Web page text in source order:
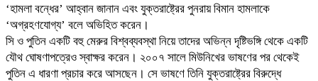
‘হামলা বন্ধের’ আহ্বান জানান এবং যুক্তরাষ্ট্রের পুনরায় বিমান হামলাকে
‘অগ্রহণযোগ্য’ বলে অভিহিত করেন।
সি ও পুতিন একটি বহু মেরুর বিশ্বব্যবস্থা নিয়ে তাদের অভিন্ন দৃষ্টিভঙ্গি থেকে একটি
যৌথ ঘোষণাপত্রেও স্বাক্ষর করেন। ২০০৭ সালে মিউনিখের ভাষণের পর থেকেই
পুতিন এ ধারণা প্রচার করে আসছেন। সে ভাষণে তিনি যুক্তরাষ্ট্রের বিরুদ্ধে